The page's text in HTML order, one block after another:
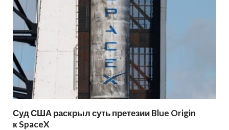
Суд США раскрыл суть претезии Blue Origin
к SpaceX